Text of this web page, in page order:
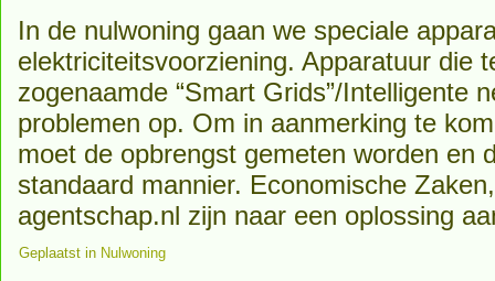
In de nulwoning gaan we speciale
elektriciteitsvoorziening. Apparatuur die
zogenaamde “Smart Grids”/Intelligente
problemen op. Om in aanmerking te
moet de opbrengst gemeten worden en
standaard mannier. Economische
agentschap.nl zijn naar een oplossing
Geplaatst in Nulwoning